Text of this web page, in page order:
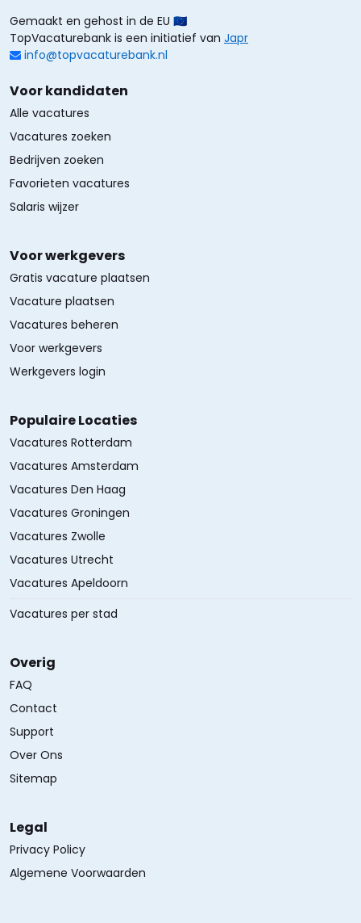
Gemaakt en gehost in de EU 🇪🇺
TopVacaturebank is een initiatief van Japr
info@topvacaturebank.nl
Voor kandidaten
Alle vacatures
Vacatures zoeken
Bedrijven zoeken
Favorieten vacatures
Salaris wijzer
Voor werkgevers
Gratis vacature plaatsen
Vacature plaatsen
Vacatures beheren
Voor werkgevers
Werkgevers login
Populaire Locaties
Vacatures Rotterdam
Vacatures Amsterdam
Vacatures Den Haag
Vacatures Groningen
Vacatures Zwolle
Vacatures Utrecht
Vacatures Apeldoorn
Vacatures per stad
Overig
FAQ
Contact
Support
Over Ons
Sitemap
Legal
Privacy Policy
Algemene Voorwaarden